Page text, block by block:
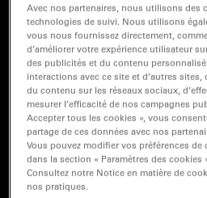
Avec nos partenaires, nous utilisons des
technologies de suivi. Nous utilisons
vous nous fournissez directement,
d’améliorer votre expérience utilisateur
des publicités et du contenu
interactions avec ce site et d’autres
du contenu sur les réseaux sociaux,
mesurer l’efficacité de nos campagnes
Accepter tous les cookies », vous
partage de ces données avec nos
Vous pouvez modifier vos préférences
dans la section « Paramètres des cookies
Consultez notre Notice en matière de
nos pratiques.